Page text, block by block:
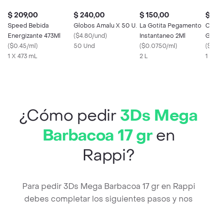
$ 209,00
Speed Bebida
Energizante 473Ml
($0.45/ml)
1 X 473 mL
$ 240,00
Globos Amalu X 50 U.
($4.80/und)
50 Und
$ 150,00
La Gotita Pegamento
Instantaneo 2Ml
($0.0750/ml)
2 L
$
(
1 X
¿Cómo pedir3Ds Mega
Barbacoa 17 gren
Rappi?
Para pedir 3Ds Mega Barbacoa 17 gr en Rappi
debes completar los siguientes pasos y nos